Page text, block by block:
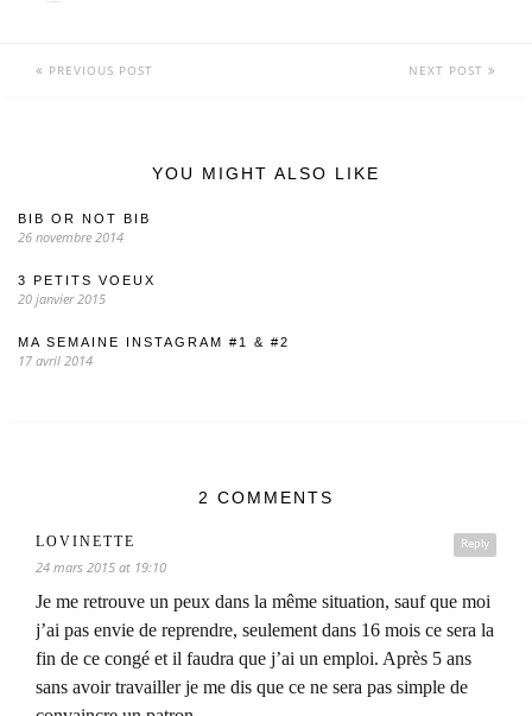
PREVIOUS POST NEXT POST
YOU MIGHT ALSO LIKE
BIB OR NOT BIB
26 novembre 2014
3 PETITS VOEUX
20 janvier 2015
MA SEMAINE INSTAGRAM #1 & #2
17 avril 2014
2 COMMENTS
Reply
LOVINETTE
24 mars 2015 at 19:10
Je me retrouve un peux dans la même situation, sauf que moi
j’ai pas envie de reprendre, seulement dans 16 mois ce sera la
fin de ce congé et il faudra que j’ai un emploi. Après 5 ans
sans avoir travailler je me dis que ce ne sera pas simple de